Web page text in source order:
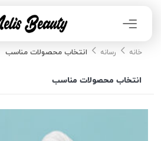
خانه رسانه انتخاب محصولات مناسب
انتخاب محصولات مناسب